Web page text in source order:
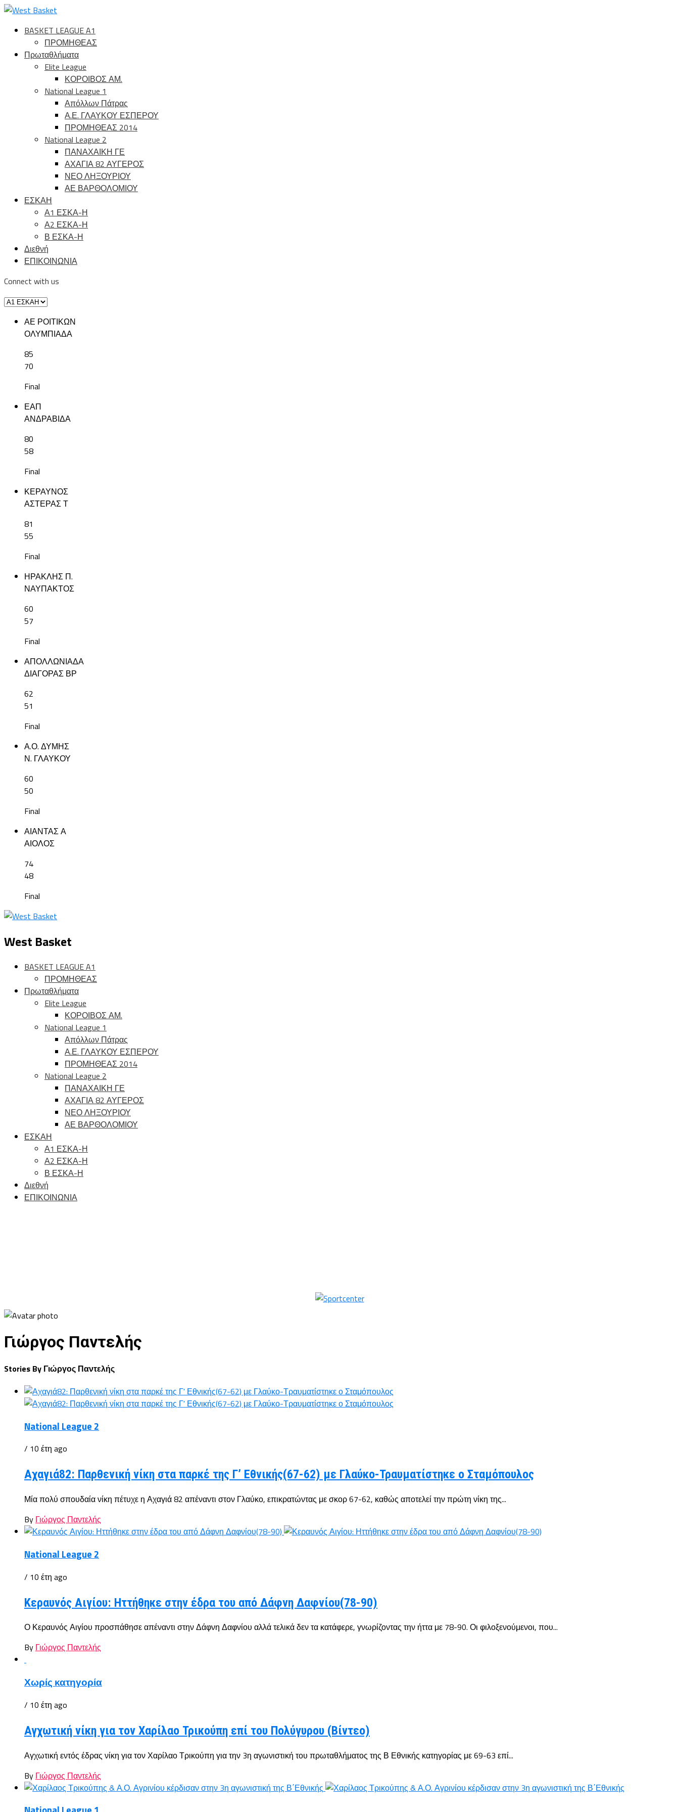
BASKET LEAGUE A1
ΠΡΟΜΗΘΕΑΣ
Πρωταθλήματα
Elite League
ΚΟΡΟΙΒΟΣ ΑΜ.
National League 1
Απόλλων Πάτρας
Α.Ε. ΓΛΑΥΚΟΥ ΕΣΠΕΡΟΥ
ΠΡΟΜΗΘΕΑΣ 2014
National League 2
ΠΑΝΑΧΑΙΚΗ ΓΕ
ΑΧΑΓΙΑ 82 ΑΥΓΕΡΟΣ
ΝΕΟ ΛΗΞΟΥΡΙΟΥ
ΑΕ ΒΑΡΘΟΛΟΜΙΟΥ
ΕΣΚΑΗ
Α1 ΕΣΚΑ-Η
Α2 ΕΣΚΑ-Η
Β ΕΣΚΑ-Η
Διεθνή
ΕΠΙΚΟΙΝΩΝΙΑ
Connect with us
ΑΕ ΡΟΙΤΙΚΩΝ
ΟΛΥΜΠΙΑΔΑ
85
70
Final
ΕΑΠ
ΑΝΔΡΑΒΙΔΑ
80
58
Final
ΚΕΡΑΥΝΟΣ
ΑΣΤΕΡΑΣ Τ
81
55
Final
ΗΡΑΚΛΗΣ Π.
ΝΑΥΠΑΚΤΟΣ
60
57
Final
ΑΠΟΛΛΩΝΙΑΔΑ
ΔΙΑΓΟΡΑΣ ΒΡ
62
51
Final
Α.Ο. ΔΥΜΗΣ
Ν. ΓΛΑΥΚΟΥ
60
50
Final
ΑΙΑΝΤΑΣ Α
ΑΙΟΛΟΣ
74
48
Final
West Basket
BASKET LEAGUE A1
ΠΡΟΜΗΘΕΑΣ
Πρωταθλήματα
Elite League
ΚΟΡΟΙΒΟΣ ΑΜ.
National League 1
Απόλλων Πάτρας
Α.Ε. ΓΛΑΥΚΟΥ ΕΣΠΕΡΟΥ
ΠΡΟΜΗΘΕΑΣ 2014
National League 2
ΠΑΝΑΧΑΙΚΗ ΓΕ
ΑΧΑΓΙΑ 82 ΑΥΓΕΡΟΣ
ΝΕΟ ΛΗΞΟΥΡΙΟΥ
ΑΕ ΒΑΡΘΟΛΟΜΙΟΥ
ΕΣΚΑΗ
Α1 ΕΣΚΑ-Η
Α2 ΕΣΚΑ-Η
Β ΕΣΚΑ-Η
Διεθνή
ΕΠΙΚΟΙΝΩΝΙΑ
Γιώργος Παντελής
Stories By Γιώργος Παντελής
National League 2
/ 10 έτη ago
Αχαγιά82: Παρθενική νίκη στα παρκέ της Γ’ Εθνικής(67-62) με Γλαύκο-Τραυματίστηκε ο Σταμόπουλος
Μία πολύ σπουδαία νίκη πέτυχε η Αχαγιά 82 απέναντι στον Γλαύκο, επικρατώντας με σκορ 67-62, καθώς αποτελεί την πρώτη νίκη της...
By Γιώργος Παντελής
National League 2
/ 10 έτη ago
Κεραυνός Αιγίου: Ηττήθηκε στην έδρα του από Δάφνη Δαφνίου(78-90)
Ο Κεραυνός Αιγίου προσπάθησε απέναντι στην Δάφνη Δαφνίου αλλά τελικά δεν τα κατάφερε, γνωρίζοντας την ήττα με 78-90. Οι φιλοξενούμενοι, που...
By Γιώργος Παντελής
Χωρίς κατηγορία
/ 10 έτη ago
Αγχωτική νίκη για τον Χαρίλαο Τρικούπη επί του Πολύγυρου (Βίντεο)
Αγχωτική εντός έδρας νίκη για τον Χαρίλαο Τρικούπη για την 3η αγωνιστική του πρωταθλήματος της Β Εθνικής κατηγορίας με 69-63 επί...
By Γιώργος Παντελής